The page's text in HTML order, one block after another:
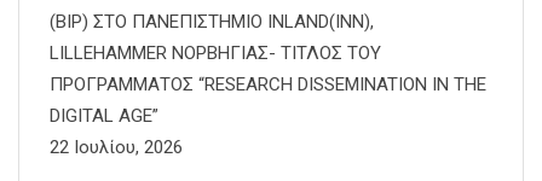
(BIP) ΣΤΟ ΠΑΝΕΠΙΣΤΗΜΙΟ INLAND(INN),
LILLEHAMMER ΝΟΡΒΗΓΙΑΣ- ΤΙΤΛΟΣ ΤΟΥ
ΠΡΟΓΡΑΜΜΑΤΟΣ “RESEARCH DISSEMINATION IN THE
DIGITAL AGE”
22 Ιουλίου, 2026